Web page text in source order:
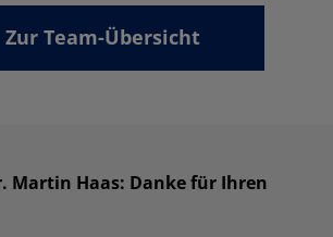
Zur Team-Übersicht
Martin Haas: Danke für Ihren